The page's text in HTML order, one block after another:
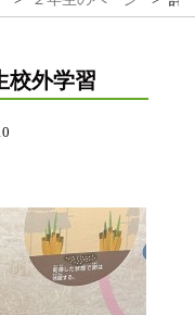
校外学習